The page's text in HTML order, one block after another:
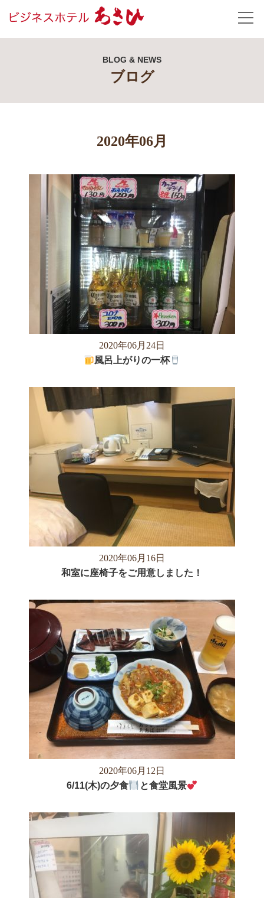
BLOG & NEWS
ブログ
2020年06月
2020年06月24日
風呂上がりの一杯
2020年06月16日
和室に座椅子をご用意しました！
2020年06月12日
6/11(木)の夕食
と食堂風景